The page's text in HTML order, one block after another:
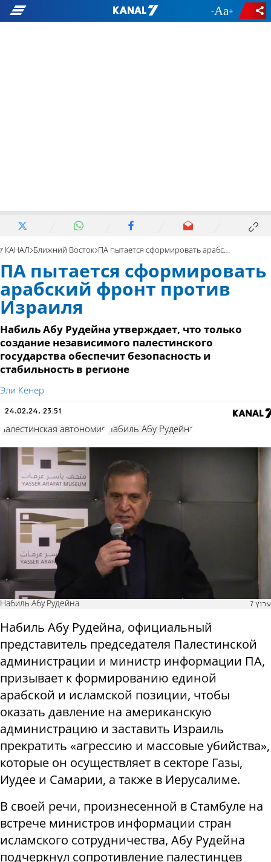
- +
7 КАНАЛ Ближний Восток ПА пытается сформировать арабский фронт против Израиля
ПА пытается сформировать
арабский фронт против
Израиля
Набиль Абу Рудейна утверждает, что только
создание независимого палестинского
государства обеспечит безопасность и
стабильность в регионе
Эли Кенер
24.02.24, 23:51
палестинская автономия Набиль Абу Рудейна
Набиль Абу Рудейна ערוץ 7
Набиль Абу Рудейна, официальный
представитель председателя Палестинской
администрации и министр информации ПА,
призывает к формированию единой
арабской и исламской позиции, чтобы
оказать давление на американскую
администрацию и заставить Израиль
прекратить «агрессию и массовые убийства»,
которые он осуществляет в секторе Газы,
Иудее и Самарии, а также в Иерусалиме.
В своей речи, произнесенной в Стамбуле на
встрече министров информации стран
исламского сотрудничества, Абу Рудейна
подчеркнул сопротивление палестинцев